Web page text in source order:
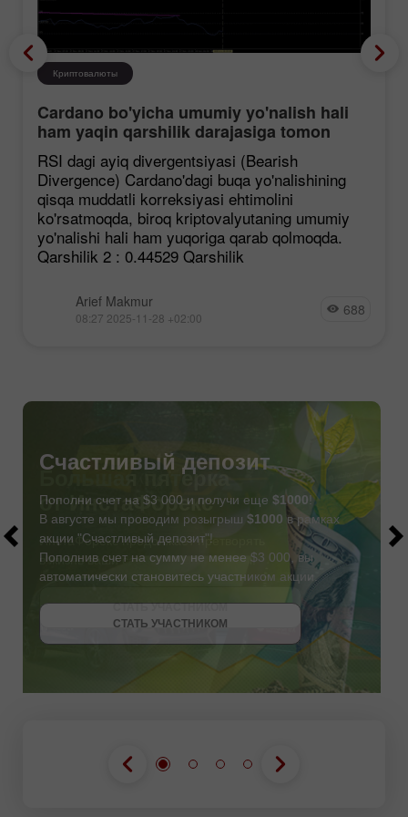
Криптовалюты
Cardano bo'yicha umumiy yo'nalish hali
ham yaqin qarshilik darajasiga tomon
mustahkamlanmoqda, garchi korreksiya
ehtimoli mavjud bo'lsa ham.
RSI dagi ayiq divergentsiyasi (Bearish
Divergence) Cardano'dagi buqa yo'nalishining
qisqa muddatli korreksiyasi ehtimolini
ko'rsatmoqda, biroq kriptovalyutaning umumiy
yo'nalishi hali ham yuqoriga qarab qolmoqda.
Qarshilik 2 : 0.44529 Qarshilik
Arief Makmur
08:27 2025-11-28 +02:00 688
СТАТЬ УЧАСТНИКОМ
Счастливый депозит
Пополни счет на $3 000 и получи еще $1000!
В августе мы проводим розыгрыш $1000 в рамках
акции "Счастливый депозит"!
Пополнив счет на сумму не менее $3 000, вы
автоматически становитесь участником акции.
СТАТЬ УЧАСТНИКОМ
ПОЛУЧИТЬ БОНУС